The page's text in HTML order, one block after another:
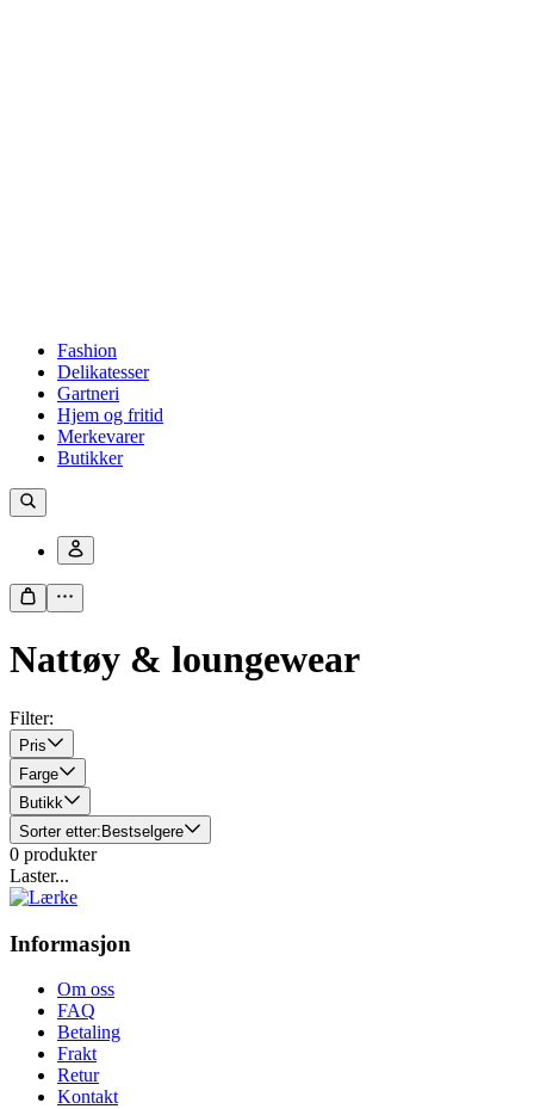
Fashion
Delikatesser
Gartneri
Hjem og fritid
Merkevarer
Butikker
Nattøy & loungewear
Filter:
Pris
Farge
Butikk
Sorter etter: Bestselgere
0 produkter
Laster...
Informasjon
Om oss
FAQ
Betaling
Frakt
Retur
Kontakt